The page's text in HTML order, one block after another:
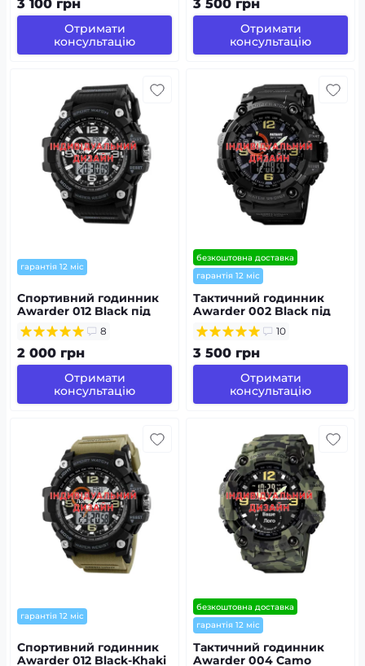
будильник
3 100 грн
Отримати
консультацію
будильник
3 500 грн
Отримати
консультацію
гарантія 12 міс
Спортивний годинник
Awarder 012 Black під
Індивідуальний дизайн,
водонепроникний,
будильник
8
2 000 грн
Отримати
консультацію
безкоштовна доставка
гарантія 12 міс
Тактичний годинник
Awarder 002 Black під
Індивідуальний дизайн,
водонепроникний,
будильник
10
3 500 грн
Отримати
консультацію
гарантія 12 міс
Спортивний годинник
Awarder 012 Black-Khaki
безкоштовна доставка
гарантія 12 міс
Тактичний годинник
Awarder 004 Camo